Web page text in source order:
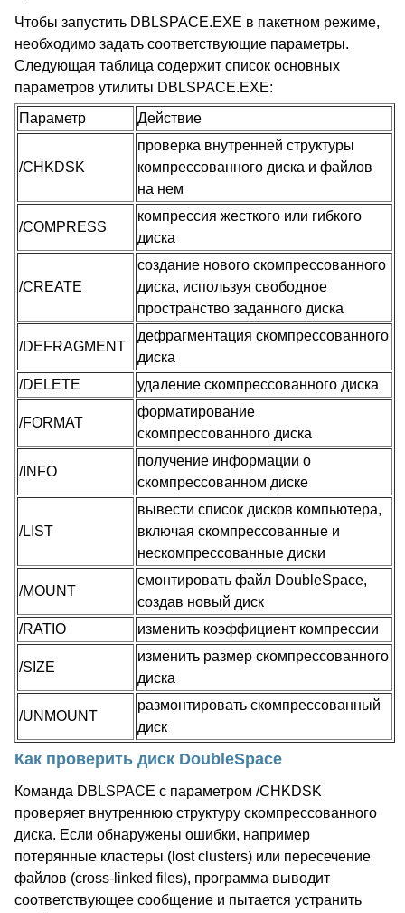
Чтобы запустить DBLSPACE.EXE в пакетном режиме,
необходимо задать соответствующие параметры.
Следующая таблица содержит список основных
параметров утилиты DBLSPACE.EXE:
Параметр
Действие
/CHKDSK
проверка внутренней структуры
компрессованного диска и файлов
на нем
/COMPRESS
компрессия жесткого или гибкого
диска
/CREATE
создание нового скомпрессованного
диска, используя свободное
пространство заданного диска
/DEFRAGMENT
дефрагментация скомпрессованного
диска
/DELETE
удаление скомпрессованного диска
/FORMAT
форматирование
скомпрессованного диска
/INFO
получение информации о
скомпрессованном диске
/LIST
вывести список дисков компьютера,
включая скомпрессованные и
нескомпрессованные диски
/MOUNT
смонтировать файл DoubleSpace,
создав новый диск
/RATIO
изменить коэффициент компрессии
/SIZE
изменить размер скомпрессованного
диска
/UNMOUNT
размонтировать скомпрессованный
диск
Как проверить диск DoubleSpace
Команда DBLSPACE с параметром /CHKDSK
проверяет внутреннюю структуру скомпрессованного
диска. Если обнаружены ошибки, например
потерянные кластеры (lost clusters) или пересечение
файлов (cross-linked files), программа выводит
соответствующее сообщение и пытается устранить